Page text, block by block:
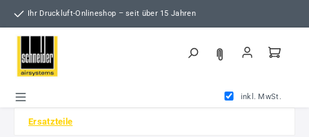
Zum Hauptinhalt springen
Ihr Druckluft-Onlineshop – seit über 15 Jahren
inkl. MwSt.
Ersatzteile